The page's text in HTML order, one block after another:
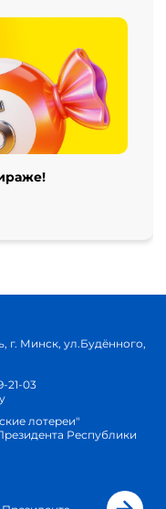
г. Минск, ул.Будённого,
21-03
лотереи"
Республики